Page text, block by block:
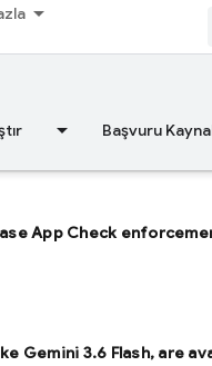
Başvuru
App Check
Gemini 3.6 Flash, are